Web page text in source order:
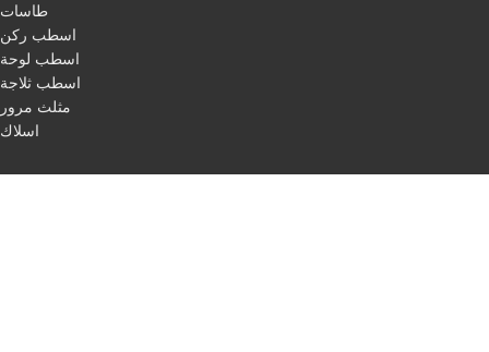
طاسات
اسطب ركن
اسطب لوحة
اسطب ثلاجة
مثلث مرور
اسلاك